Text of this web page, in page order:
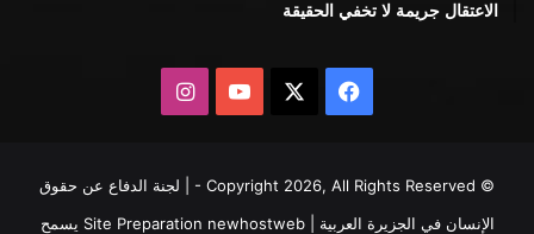
الاعتقال جريمة لا تخفي الحقيقة
فيسبوك يوتيوبانستقرام
© Copyright 2026, All Rights Reserved - | لجنة الدفاع عن حقوق
الإنسان في الجزيرة العربية | Site Preparationnewhostweb يسمح